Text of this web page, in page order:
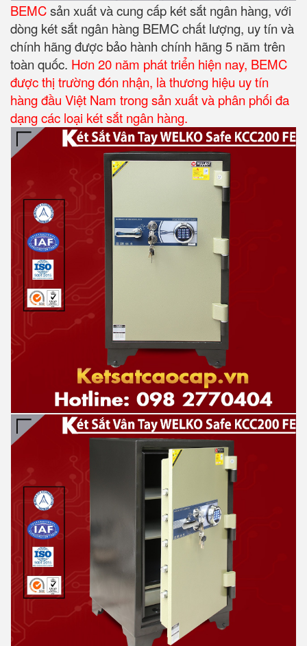
BEMCsản xuất và cung cấp két sắt ngân hàng, với
dòng két sắt ngân hàng BEMC chất lượng, uy tín và
chính hãng được bảo hành chính hãng 5 năm trên
toàn quốc. Hơn 20 năm phát triển hiện nay, BEMC
được thị trường đón nhận, là thương hiệu uy tín
hàng đầu Việt Nam trong sản xuất và phân phối đa
dạng các loại két sắt ngân hàng.